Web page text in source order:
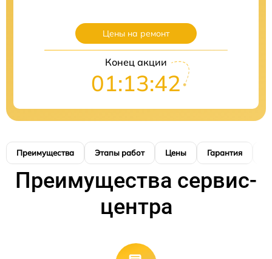
Цены на ремонт
Конец акции
01:13:41
Преимущества Этапы работ Цены Гарантия
Преимущества сервис-
центра